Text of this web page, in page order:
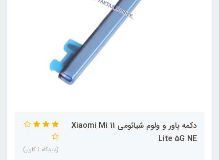
دکمه پاور و ولوم شیائومی Xiaomi Mi 11
Lite 5G NE
(دیدگاه 1 کاربر)